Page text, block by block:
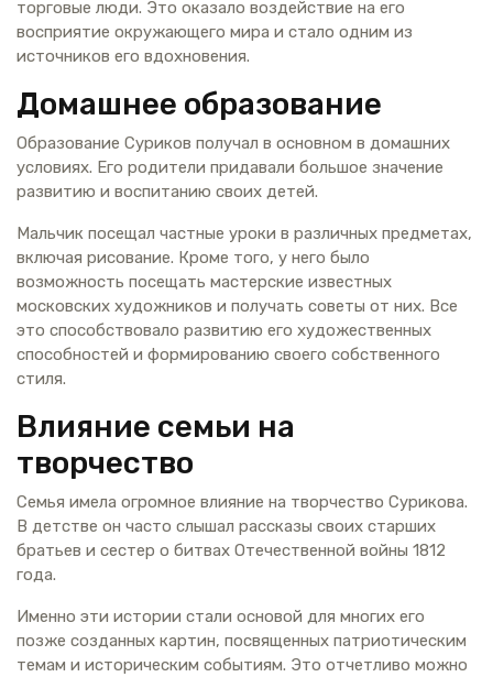
торговые люди. Это оказало воздействие на его
восприятие окружающего мира и стало одним из
источников его вдохновения.
Домашнее образование
Образование Суриков получал в основном в домашних
условиях. Его родители придавали большое значение
развитию и воспитанию своих детей.
Мальчик посещал частные уроки в различных предметах,
включая рисование. Кроме того, у него было
возможность посещать мастерские известных
московских художников и получать советы от них. Все
это способствовало развитию его художественных
способностей и формированию своего собственного
стиля.
Влияние семьи на
творчество
Семья имела огромное влияние на творчество Сурикова.
В детстве он часто слышал рассказы своих старших
братьев и сестер о битвах Отечественной войны 1812
года.
Именно эти истории стали основой для многих его
позже созданных картин, посвященных патриотическим
темам и историческим событиям. Это отчетливо можно